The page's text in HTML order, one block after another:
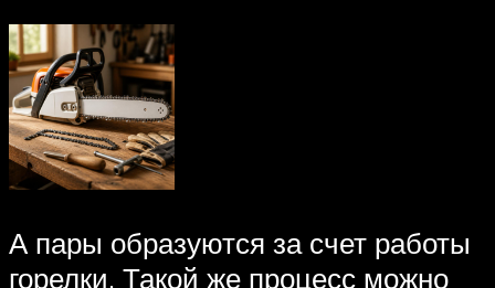
А пары образуются за счет работы
горелки. Такой же процесс можно